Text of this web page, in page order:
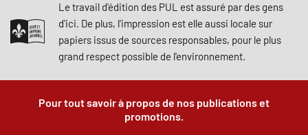
Le travail d'édition des PUL est assuré par des gens
d'ici. De plus, l'impression est elle aussi locale sur
papiers issus de sources responsables, pour le plus
grand respect possible de l'environnement.
Pour tout savoir à propos de nos publications et
promotions.